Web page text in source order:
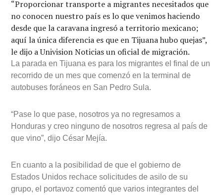
quién sabe qué otras personas van a venir para acá, a
nuestro vecindario donde vivimos en paz”, expresó otro
hombre.
Horas después, los migrantes llamaban al número
telefónico de emergencias para reportar que un sujeto
con arma de fuego amenazaba al grupo desde la calle.
no conocen nuestro país es lo que venimos haciendo
desde que la caravana ingresó a territorio mexicano;
aquí la única diferencia es que en Tijuana hubo quejas”,
La parada en Tijuana es para los migrantes el final de un
recorrido de un mes que comenzó en la terminal de
autobuses foráneos en San Pedro Sula.